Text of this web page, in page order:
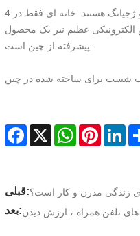
همه "ساخته شده در چین" هستند و پانل ها عمدتا از گوانگدونگ و ژجیانگ هستند. خانه ای فقط در 4
الکترونیکی عظیم نیز یک محصول
Facebook
X WhatsAppPinterest
قبلی:زندگی مدرن و کار است؟
بعد: